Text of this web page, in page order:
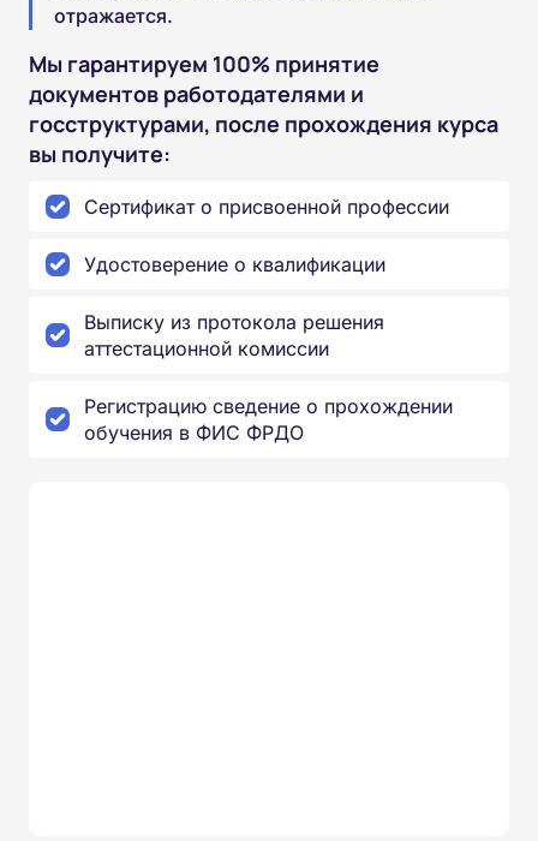
отражается.
Мы гарантируем 100% принятие
документов работодателями и
госструктурами, после прохождения курса
вы получите:
Сертификат о присвоенной профессии
Удостоверение о квалификации
Выписку из протокола решения
аттестационной комиссии
Регистрацию сведение о прохождении
обучения в ФИС ФРДО